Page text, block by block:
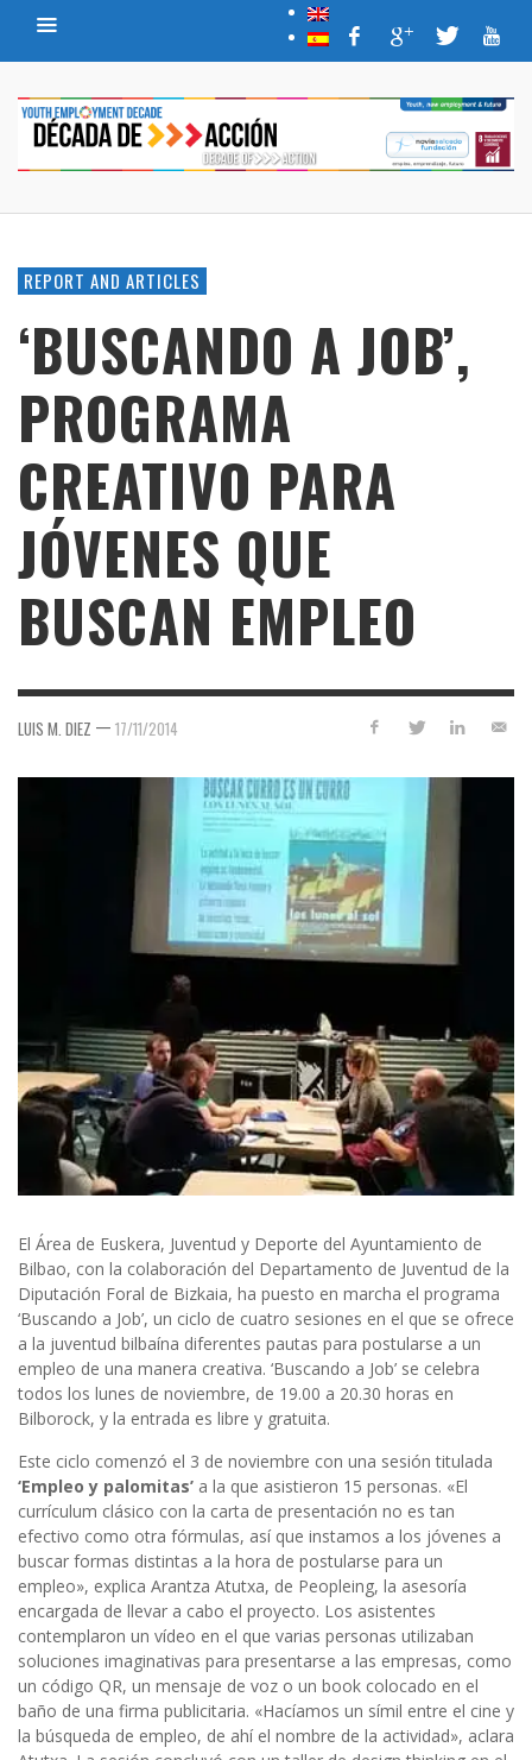
REPORT AND ARTICLES
‘BUSCANDO A JOB’,
PROGRAMA
CREATIVO PARA
JÓVENES QUE
BUSCAN EMPLEO
LUIS M. DIEZ — 17/11/2014
El Área de Euskera, Juventud y Deporte del Ayuntamiento de
Bilbao, con la colaboración del Departamento de Juventud de la
Diputación Foral de Bizkaia, ha puesto en marcha el programa
‘Buscando a Job’, un ciclo de cuatro sesiones en el que se ofrece
a la juventud bilbaína diferentes pautas para postularse a un
empleo de una manera creativa. ‘Buscando a Job’ se celebra
todos los lunes de noviembre, de 19.00 a 20.30 horas en
Bilborock, y la entrada es libre y gratuita.
Este ciclo comenzó el 3 de noviembre con una sesión titulada
‘Empleo y palomitas’ a la que asistieron 15 personas. «El
currículum clásico con la carta de presentación no es tan
efectivo como otra fórmulas, así que instamos a los jóvenes a
buscar formas distintas a la hora de postularse para un
empleo», explica Arantza Atutxa, de Peopleing, la asesoría
encargada de llevar a cabo el proyecto. Los asistentes
contemplaron un vídeo en el que varias personas utilizaban
soluciones imaginativas para presentarse a las empresas, como
un código QR, un mensaje de voz o un book colocado en el
baño de una firma publicitaria. «Hacíamos un símil entre el cine y
la búsqueda de empleo, de ahí el nombre de la actividad», aclara